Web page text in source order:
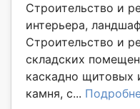
Строительство и
интерьера,
Строительство и
складских
каскадно щитовых
камня, с...